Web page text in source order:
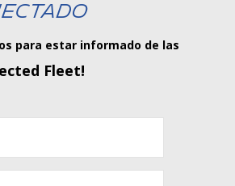
para estar informado de las
Fleet!